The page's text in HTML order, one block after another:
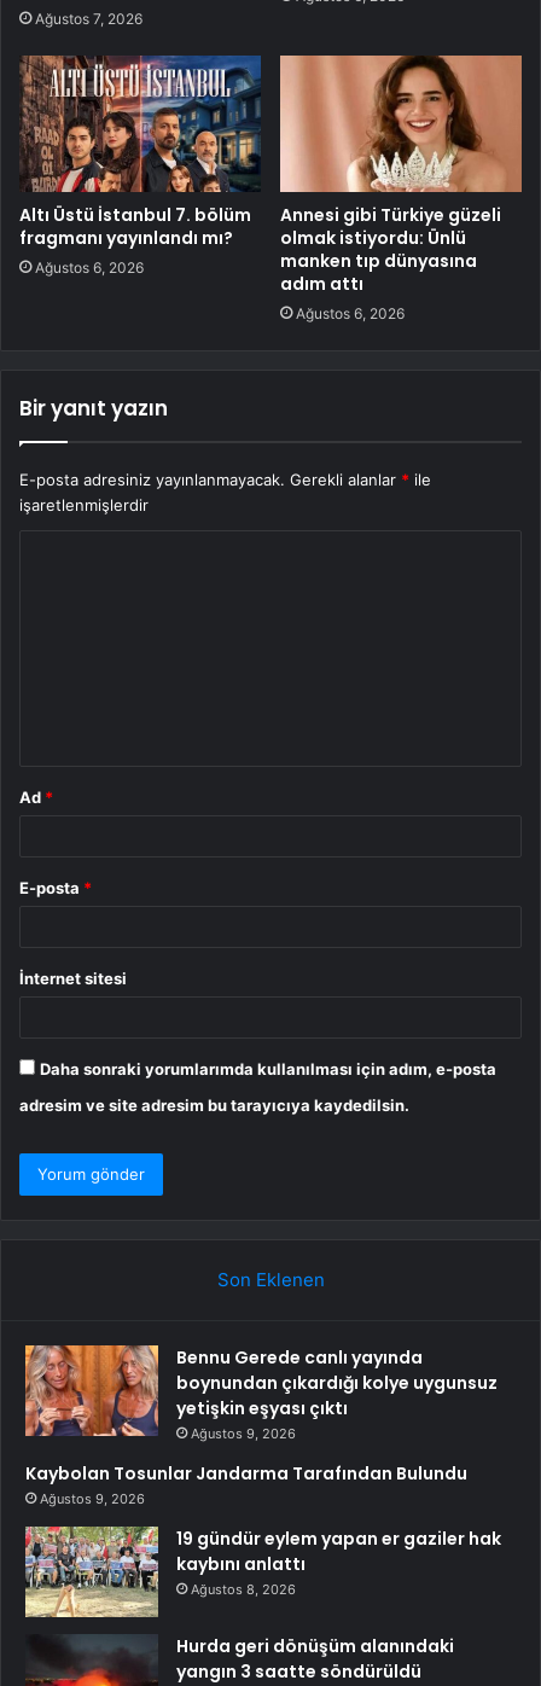
Ağustos 7, 2026
Altı Üstü İstanbul 7. bölüm
fragmanı yayınlandı mı?
Ağustos 6, 2026
Annesi gibi Türkiye güzeli
olmak istiyordu: Ünlü
manken tıp dünyasına
adım attı
Ağustos 6, 2026
Bir yanıt yazın
E-posta adresiniz yayınlanmayacak. Gerekli alanlar * ile
işaretlenmişlerdir
Ad *
E-posta *
İnternet sitesi
Daha sonraki yorumlarımda kullanılması için adım, e-posta
adresim ve site adresim bu tarayıcıya kaydedilsin.
Son Eklenen
Bennu Gerede canlı yayında
boynundan çıkardığı kolye uygunsuz
yetişkin eşyası çıktı
Ağustos 9, 2026
Kaybolan Tosunlar Jandarma Tarafından Bulundu
Ağustos 9, 2026
19 gündür eylem yapan er gaziler hak
kaybını anlattı
Ağustos 8, 2026
Hurda geri dönüşüm alanındaki
yangın 3 saatte söndürüldü